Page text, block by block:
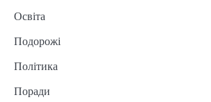
Освіта
Подорожі
Політика
Поради